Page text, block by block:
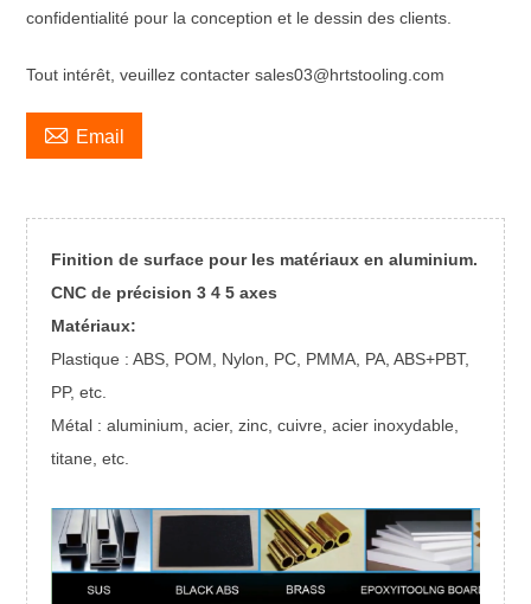
confidentialité pour la conception et le dessin des clients.
Tout intérêt, veuillez contacter sales03@hrtstooling.com
 Email
Finition de surface pour les matériaux en aluminium.
CNC de précision 3 4 5 axes
Matériaux:
Plastique : ABS, POM, Nylon, PC, PMMA, PA, ABS+PBT,
PP, etc.
Métal : aluminium, acier, zinc, cuivre, acier inoxydable,
titane, etc.